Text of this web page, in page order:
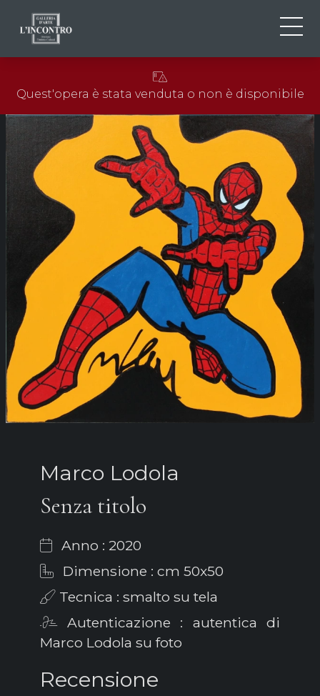
EN
FR
NEWS ED EVENTI
ARTISTI E OPERE
MOSTRE
CONTATTI
Quest'opera è stata venduta o non è disponibile
Marco Lodola
Senza titolo
Anno : 2020
Dimensione : cm 50x50
Tecnica : smalto su tela
Autenticazione : autentica di
Marco Lodola su foto
Recensione